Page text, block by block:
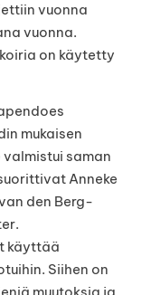
vuonna
vuonna.
on käytetty
mukaisen
saman
Anneke
den Berg-
käyttää
Siihen on